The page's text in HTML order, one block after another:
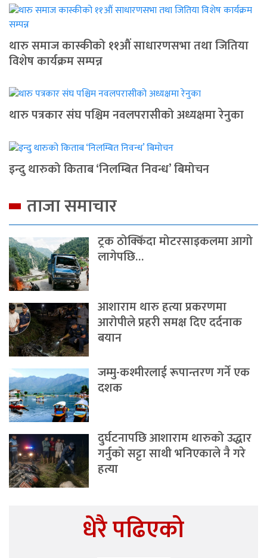
थारु समाज कास्कीको ११औं साधारणसभा तथा जितिया
विशेष कार्यक्रम सम्पन्न
थारु पत्रकार संघ पश्चिम नवलपरासीको अध्यक्षमा रेनुका
इन्दु थारुको किताब ‘निलम्बित निवन्ध’ बिमोचन
ताजा समाचार
ट्रक ठोक्किँदा मोटरसाइकलमा आगो
लागेपछि…
आशाराम थारु हत्या प्रकरणमा
आरोपीले प्रहरी समक्ष दिए दर्दनाक
बयान
जम्मु-कश्मीरलाई रूपान्तरण गर्ने एक
दशक
दुर्घटनापछि आशाराम थारुको उद्धार
गर्नुको सट्टा साथी भनिएकाले नै गरे
हत्या
धेरै पढिएको